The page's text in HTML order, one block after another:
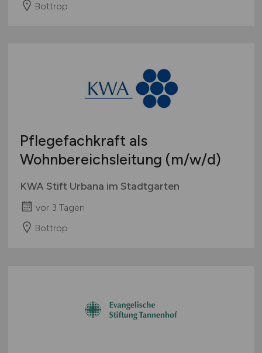
Bottrop
Pflegefachkraft als
Wohnbereichsleitung (m/w/d)
KWA Stift Urbana im Stadtgarten
vor 3 Tagen
Bottrop